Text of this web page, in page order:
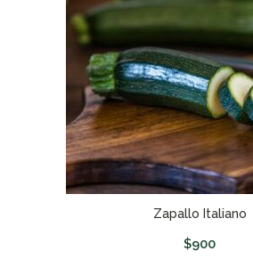
Zapallo Italiano
$900